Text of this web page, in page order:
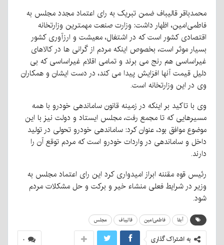
محمدباقر قالیباف ضمن تبریک به رای اعتماد مجدد مجلس به
فاطمی‌امین، اظهار داشت: وزارت صنعت مهمترین وزارتخانه
اقتصادی کشور است که در اشتغال، معیشت و ارزآوری کشور
بسیار موثر است، بخصوص اینکه مردم از گرانی ها در کالاهای
غیراساسی هم رنج می برند و تمامی اقلام غیراساسی که بی
دلیل قیمت آنها افزایش پیدا می کند، در دست ایشان و همکاران
وی در این وزارتخانه است.
وی با تاکید بر اینکه در زمینه قانون ساماندهی خودرو با همه
مسیرهایی که تا مجمع رفت، مجلس ایستاد و دولت نیز با این
موضوع موافق بود، عنوان کرد: ساماندهی خودرو تحولی در تولید
داخل و ساماندهی در واردات خودرو است که مردم توقع آن را
دارند.
رئیس قوه مقننه ابراز امیدواری کرد این رای اعتماد مجلس به
وزیر در شرایط فعلی منشاء خیر و برکت و حل مشکلات مردم
شود.
آبفا فاطمی‌امین قالیباف مجلس
۰ به اشتراک گذاری